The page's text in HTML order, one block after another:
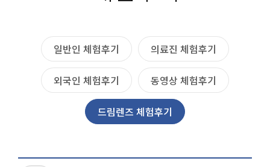
일반인 체험후기 의료진 체험후기
외국인 체험후기 동영상 체험후기
드림렌즈 체험후기